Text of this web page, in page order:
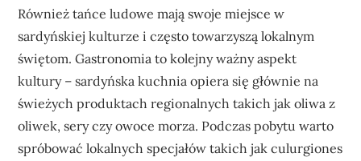
Również tańce ludowe mają swoje miejsce w
sardyńskiej kulturze i często towarzyszą lokalnym
świętom. Gastronomia to kolejny ważny aspekt
kultury – sardyńska kuchnia opiera się głównie na
świeżych produktach regionalnych takich jak oliwa z
oliwek, sery czy owoce morza. Podczas pobytu warto
spróbować lokalnych specjałów takich jak culurgiones